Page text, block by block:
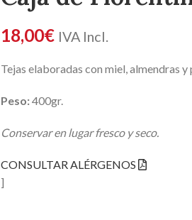
18,00€ IVA Incl.
Tejas elaboradas con miel, almendras y
Peso:400gr.
Conservar en lugar fresco y seco.
CONSULTAR ALÉRGENOS
]